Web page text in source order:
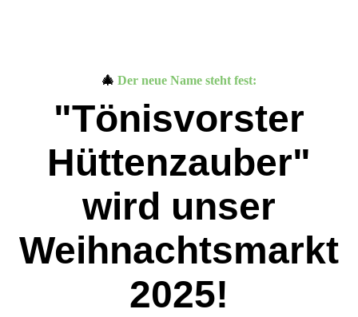
🎄 Der neue Name steht fest:
"Tönisvorster
Hüttenzauber"
wird unser
Weihnachtsmarkt
2025!